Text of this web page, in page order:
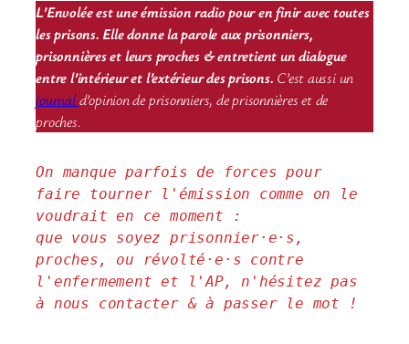
L’Envolée est une émission radio pour en finir avec toutes
les prisons. Elle donne la parole aux prisonniers,
prisonnières et leurs proches & entretient un dialogue
entre l’intérieur et l’extérieur des prisons. C’est aussi un
journald’opinion de prisonniers, de prisonnières et de
proches.
On manque parfois de forces pour
faire tourner l'émission comme on le
voudrait en ce moment :
que vous soyez prisonnier·e·s,
proches, ou révolté·e·s contre
l'enfermement et l'AP, n'hésitez pas
à nous contacter & à passer le mot !